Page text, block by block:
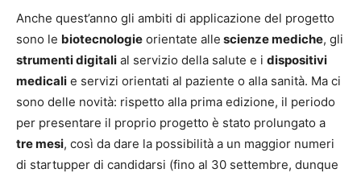
Anche quest’anno gli ambiti di applicazione del progetto
sono le biotecnologie orientate alle scienze mediche, gli
strumenti digitali al servizio della salute e i dispositivi
medicali e servizi orientati al paziente o alla sanità. Ma ci
sono delle novità: rispetto alla prima edizione, il periodo
per presentare il proprio progetto è stato prolungato a
tre mesi, così da dare la possibilità a un maggior numeri
di startupper di candidarsi (fino al 30 settembre, dunque